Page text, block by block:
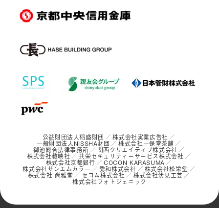
公益財団法人稲盛財団 株式会社実業広告社
一般財団法人NISSHA財団 株式会社一保堂茶舗
御池総合法律事務所 関西クリエイティブ株式会社
株式会社教映社 共栄セキュリティーサービス株式会社
株式会社京都銀行 COCON KARASUMA
株式会社サンエムカラー 秀和株式会社 株式会社松栄堂
株式会社 尚雅堂 セコム株式会社 株式会社伏見工芸
株式会社フォトジェニック